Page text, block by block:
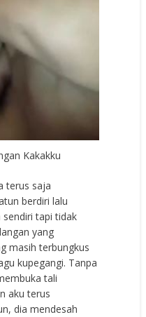
Kakakku
terus saja
berdiri lalu
tapi tidak
yang
masih terbungkus
kupegangi. Tanpa
tali
aku terus
dia mendesah